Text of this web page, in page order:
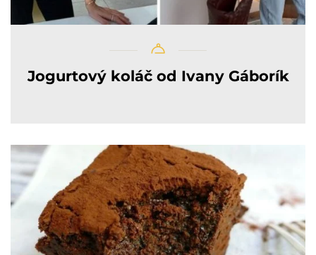
Jogurtový koláč od Ivany Gáborík